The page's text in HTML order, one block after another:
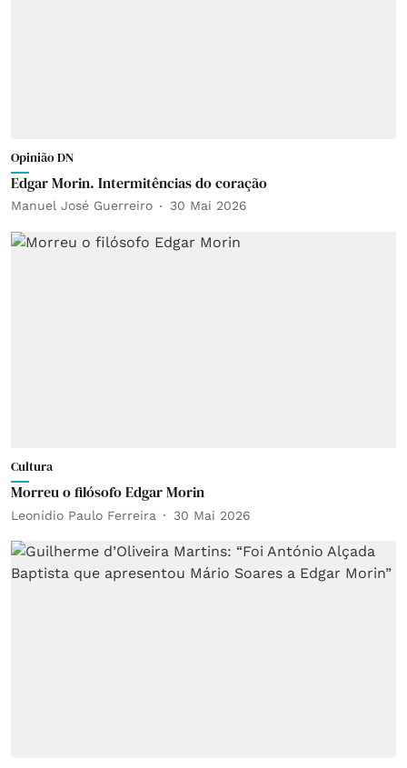
Opinião DN
Edgar Morin. Intermitências do coração
Manuel José Guerreiro 30 Mai 2026
Cultura
Morreu o filósofo Edgar Morin
Leonídio Paulo Ferreira 30 Mai 2026